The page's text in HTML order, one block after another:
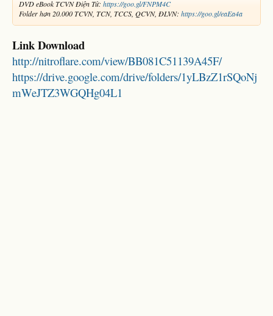
DVD eBook TCVN Điện Tử: https://goo.gl/FNPM4C
Folder hơn 20.000 TCVN, TCN, TCCS, QCVN, ĐLVN: https://goo.gl/eaEa4a
Link Download
http://nitroflare.com/view/BB081C51139A45F/
https://drive.google.com/drive/folders/1yLBzZ1rSQoNj
mWeJTZ3WGQHg04L1